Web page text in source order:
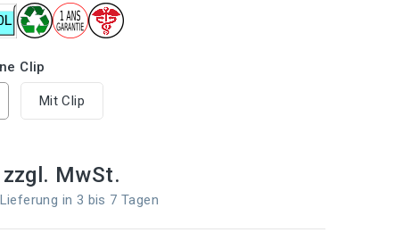
Clip
Mit Clip
zzgl. MwSt.
Lieferung in 3 bis 7 Tagen